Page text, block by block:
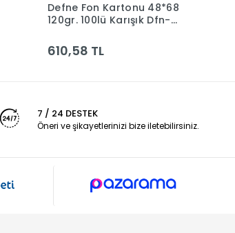
Sepete Ekle
Defne Fon Kartonu 48*68
120gr. 100lü Karışık Dfn-
610,58 TL
7 / 24 DESTEK
Öneri ve şikayetlerinizi bize iletebilirsiniz.